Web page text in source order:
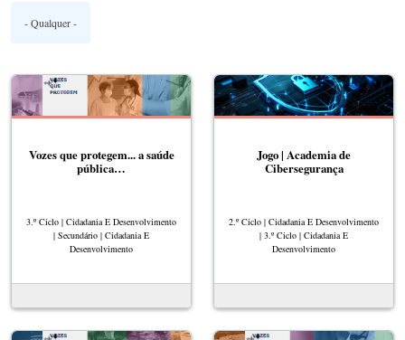
Vozes que protegem... a saúde
pública…
3.º Ciclo | Cidadania E Desenvolvimento
| Secundário | Cidadania E
Desenvolvimento
Jogo | Academia de
Cibersegurança
2.º Ciclo | Cidadania E Desenvolvimento
| 3.º Ciclo | Cidadania E
Desenvolvimento